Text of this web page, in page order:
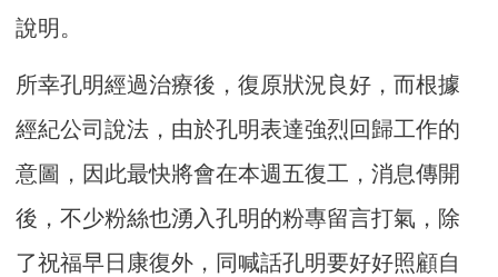
說明。
所幸孔明經過治療後，復原狀況良好，而根據
經紀公司說法，由於孔明表達強烈回歸工作的
意圖，因此最快將會在本週五復工，消息傳開
後，不少粉絲也湧入孔明的粉專留言打氣，除
了祝福早日康復外，同喊話孔明要好好照顧自